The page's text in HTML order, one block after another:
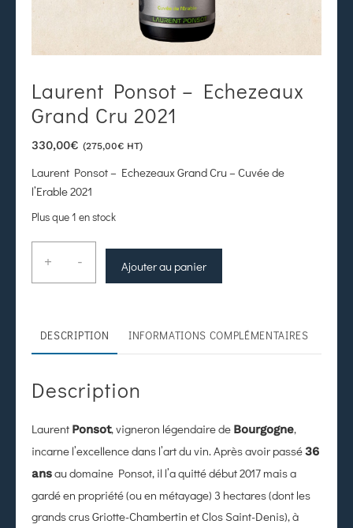
Laurent Ponsot – Echezeaux
Grand Cru 2021
330,00€ (275,00€ HT)
Laurent Ponsot – Echezeaux Grand Cru – Cuvée de
l’Erable 2021
Plus que 1 en stock
+ - Ajouter au panier
DESCRIPTION INFORMATIONS COMPLÉMENTAIRES
Description
Laurent Ponsot, vigneron légendaire de Bourgogne,
incarne l’excellence dans l’art du vin. Après avoir passé36
ansau domaine Ponsot, il l’a quitté début 2017 mais a
gardé en propriété (ou en métayage) 3 hectares (dont les
grands crus Griotte-Chambertin et Clos Saint-Denis), à